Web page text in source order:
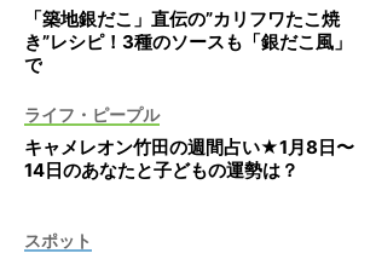
「築地銀だこ」直伝の”カリフワたこ焼
き”レシピ！3種のソースも「銀だこ風」
で
ライフ・ピープル
キャメレオン竹田の週間占い★1月8日〜
14日のあなたと子どもの運勢は？
スポット